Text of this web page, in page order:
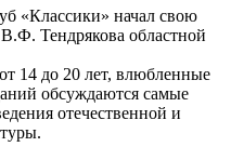
14 до 20 лет, влюбленные
обсуждаются самые
отечественной и